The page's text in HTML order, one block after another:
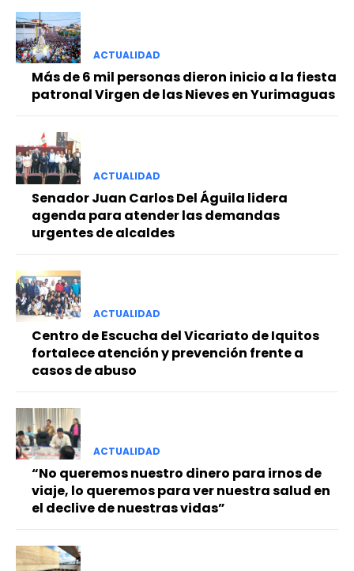
ACTUALIDAD
Más de 6 mil personas dieron inicio a la fiesta
patronal Virgen de las Nieves en Yurimaguas
ACTUALIDAD
Senador Juan Carlos Del Águila lidera
agenda para atender las demandas
urgentes de alcaldes
ACTUALIDAD
Centro de Escucha del Vicariato de Iquitos
fortalece atención y prevención frente a
casos de abuso
ACTUALIDAD
“No queremos nuestro dinero para irnos de
viaje, lo queremos para ver nuestra salud en
el declive de nuestras vidas”